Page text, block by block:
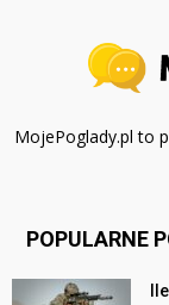
MojePoglady.pl to
POPULARNE